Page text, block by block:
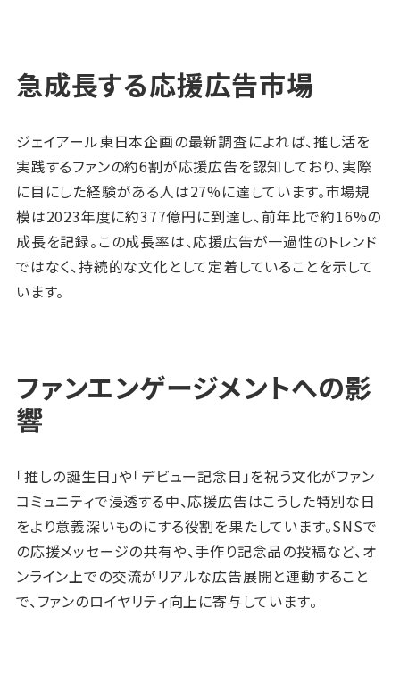
急成長する応援広告市場
ジェイアール東日本企画の最新調査によれば、推し活を
実践するファンの約6割が応援広告を認知しており、実際
に目にした経験がある人は27%に達しています。市場規
模は2023年度に約377億円に到達し、前年比で約16%の
成長を記録。この成長率は、応援広告が一過性のトレンド
ではなく、持続的な文化として定着していることを示して
います。
ファンエンゲージメントへの影
響
「推しの誕生日」や「デビュー記念日」を祝う文化がファン
コミュニティで浸透する中、応援広告はこうした特別な日
をより意義深いものにする役割を果たしています。SNSで
の応援メッセージの共有や、手作り記念品の投稿など、オ
ンライン上での交流がリアルな広告展開と連動すること
で、ファンのロイヤリティ向上に寄与しています。